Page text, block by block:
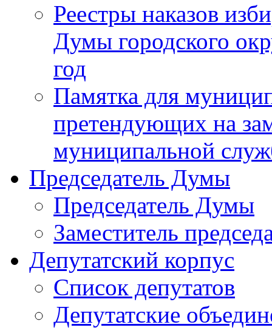
Реестры наказов
Думы городского
год
Памятка для
претендующих на
муниципальной
Председатель Думы
Председатель Думы
Заместитель
Депутатский корпус
Список депутатов
Депутатские